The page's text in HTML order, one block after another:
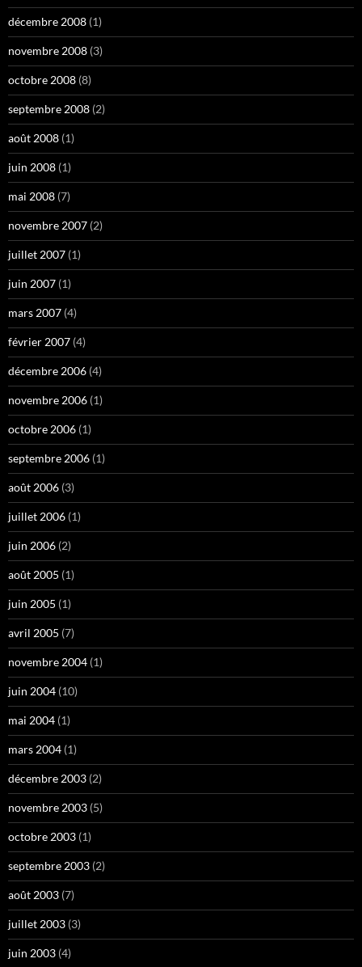
décembre 2008 (1)
novembre 2008 (3)
octobre 2008 (8)
septembre 2008 (2)
août 2008 (1)
juin 2008 (1)
mai 2008 (7)
novembre 2007 (2)
juillet 2007 (1)
juin 2007 (1)
mars 2007 (4)
février 2007 (4)
décembre 2006 (4)
novembre 2006 (1)
octobre 2006 (1)
septembre 2006 (1)
août 2006 (3)
juillet 2006 (1)
juin 2006 (2)
août 2005 (1)
juin 2005 (1)
avril 2005 (7)
novembre 2004 (1)
juin 2004 (10)
mai 2004 (1)
mars 2004 (1)
décembre 2003 (2)
novembre 2003 (5)
octobre 2003 (1)
septembre 2003 (2)
août 2003 (7)
juillet 2003 (3)
juin 2003 (4)